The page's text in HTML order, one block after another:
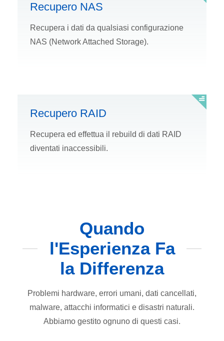
Recupero NAS
Recupera i dati da qualsiasi configurazione
NAS (Network Attached Storage).
Recupero RAID
Recupera ed effettua il rebuild di dati RAID
diventati inaccessibili.
Quando
l'Esperienza Fa
la Differenza
Problemi hardware, errori umani, dati cancellati,
malware, attacchi informatici e disastri naturali.
Abbiamo gestito ognuno di questi casi.